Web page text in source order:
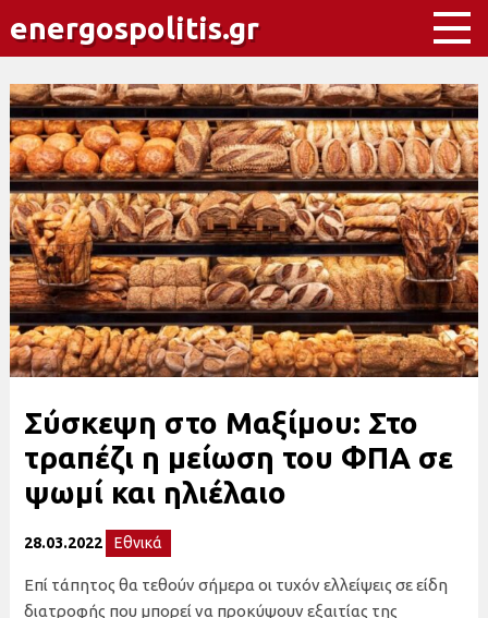
energospolitis.gr
Σύσκεψη στο Μαξίμου: Στο
τραπέζι η μείωση του ΦΠΑ σε
ψωμί και ηλιέλαιο
28.03.2022 Εθνικά
Επί τάπητος θα τεθούν σήμερα οι τυχόν ελλείψεις σε είδη
διατροφής που μπορεί να προκύψουν εξαιτίας της